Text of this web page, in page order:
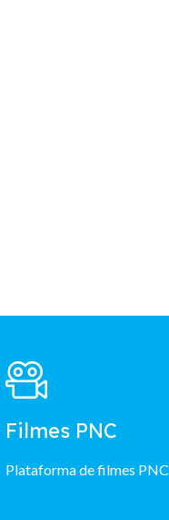
Footer
Main
Menu
Filmes PNC
Plataforma de filmes PNC